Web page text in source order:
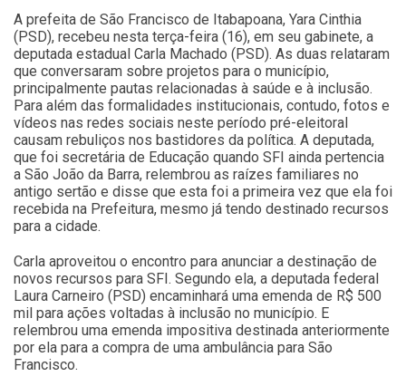
A prefeita de São Francisco de Itabapoana, Yara Cinthia
(PSD), recebeu nesta terça-feira (16), em seu gabinete, a
deputada estadual Carla Machado (PSD). As duas relataram
que conversaram sobre projetos para o município,
principalmente pautas relacionadas à saúde e à inclusão.
Para além das formalidades institucionais, contudo, fotos e
vídeos nas redes sociais neste período pré-eleitoral
causam rebuliços nos bastidores da política. A deputada,
que foi secretária de Educação quando SFI ainda pertencia
a São João da Barra, relembrou as raízes familiares no
antigo sertão e disse que esta foi a primeira vez que ela foi
recebida na Prefeitura, mesmo já tendo destinado recursos
para a cidade.
Carla aproveitou o encontro para anunciar a destinação de
novos recursos para SFI. Segundo ela, a deputada federal
Laura Carneiro (PSD) encaminhará uma emenda de R$ 500
mil para ações voltadas à inclusão no município. E
relembrou uma emenda impositiva destinada anteriormente
por ela para a compra de uma ambulância para São
Francisco.